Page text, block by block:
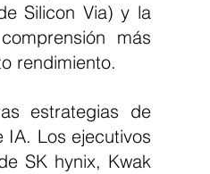
Silicon Via) y la
más
rendimiento.
IA. Los ejecutivos
SK hynix, Kwak